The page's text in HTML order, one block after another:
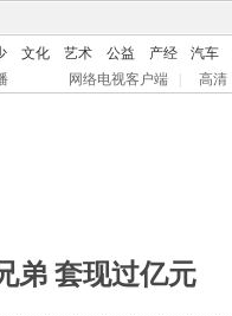
文化 艺术 公益 产经 汽车
网络电视客户端 高清
弟 套现过亿元